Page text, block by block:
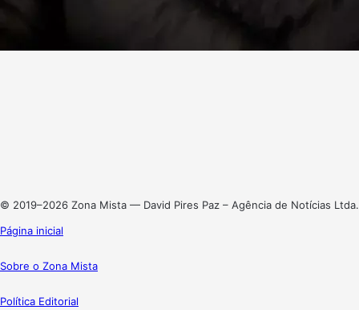
© 2019–2026 Zona Mista — David Pires Paz – Agência de Notícias Ltda.
Página inicial
Sobre o Zona Mista
Política Editorial